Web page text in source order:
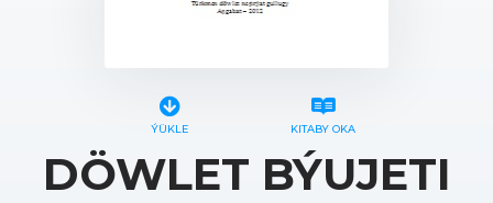
ÝÜKLE KITABY OKA
DÖWLET BÝUJETI